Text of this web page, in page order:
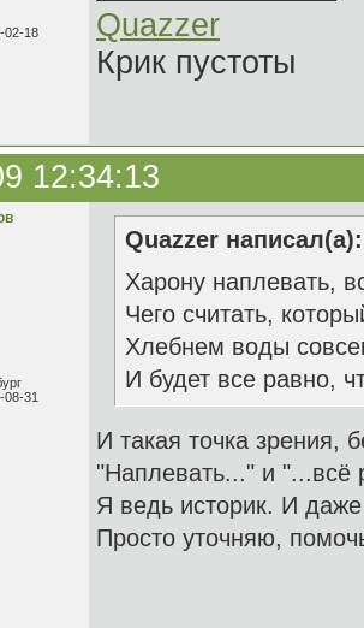
02-18
Quazzer
Крик пустоты
12:34:13
08-31
Quazzer написал(а):
Харону наплевать,
Чего считать,
Хлебнем воды
И будет все равно,
И такая точка зрения,
"Наплевать..." и "...всё
Я ведь историк. И
Просто уточняю,